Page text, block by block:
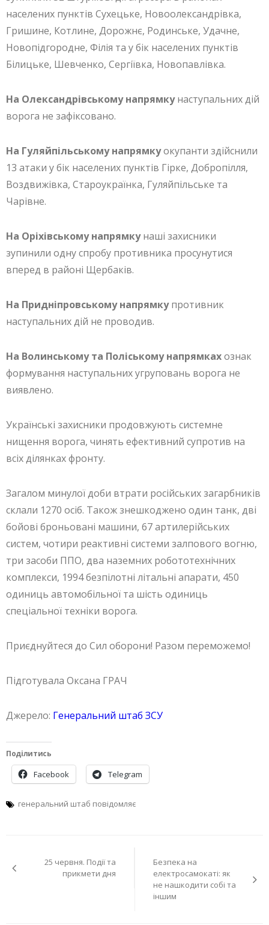
населених пунктів Сухецьке, Новоолександрівка,
Гришине, Котлине, Дорожнє, Родинське, Удачне,
Новопідгородне, Філія та у бік населених пунктів
Білицьке, Шевченко, Сергіївка, Новопавлівка.
На Олександрівському напрямкунаступальних дій
ворога не зафіксовано.
На Гуляйпільському напрямкуокупанти здійснили
13 атаки у бік населених пунктів Гірке, Добропілля,
Воздвижівка, Староукраїнка, Гуляйпільське та
Чарівне.
На Оріхівському напрямкунаші захисники
зупинили одну спробу противника просунутися
вперед в районі Щербаків.
На Придніпровському напрямкупротивник
наступальних дій не проводив.
На Волинському та Поліському напрямкахознак
формування наступальних угруповань ворога не
виявлено.
Українські захисники продовжують системне
нищення ворога, чинять ефективний супротив на
всіх ділянках фронту.
Загалом минулої доби втрати російських загарбників
склали 1270 осіб. Також знешкоджено один танк, дві
бойові броньовані машини, 67 артилерійських
систем, чотири реактивні системи залпового вогню,
три засоби ППО, два наземних робототехнічних
комплекси, 1994 безпілотні літальні апарати, 450
одиниць автомобільної та шість одиниць
спеціальної техніки ворога.
Приєднуйтеся до Сил оборони! Разом переможемо!
Підготувала Оксана ГРАЧ
Джерело: Генеральний штаб ЗСУ
Поділитись
Facebook Telegram
генеральний штаб повідомляє
записів
25 червня. Події та
прикмети дня
Безпека на
електросамокаті: як
не нашкодити собі та
іншим